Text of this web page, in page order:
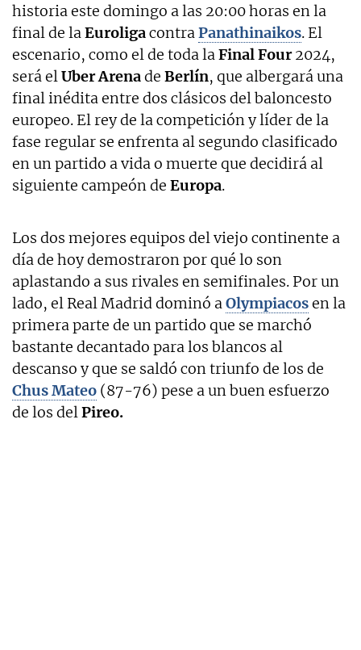
historia este domingo a las 20:00 horas en la
final de laEuroligacontraPanathinaikos. El
escenario, como el de toda laFinal Four2024,
será elUber Arenade Berlín, que albergará una
final inédita entre dos clásicos del baloncesto
europeo. El rey de la competición y líder de la
fase regular se enfrenta al segundo clasificado
en un partido a vida o muerte que decidirá al
siguiente campeón de Europa.
Los dos mejores equipos del viejo continente a
día de hoy demostraron por qué lo son
aplastando a sus rivales en semifinales. Por un
lado, el Real Madrid dominó aOlympiacosen la
primera parte de un partido que se marchó
bastante decantado para los blancos al
descanso y que se saldó con triunfo de los de
Chus Mateo (87-76) pese a un buen esfuerzo
de los delPireo.